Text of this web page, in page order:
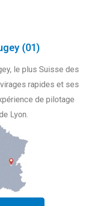
(01)
le plus Suisse des
rapides et ses
de pilotage
Lyon.